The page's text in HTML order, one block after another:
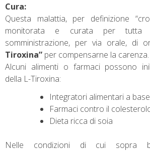
Cura:
Questa malattia, per definizione
monitorata e curata per
somministrazione, per via orale, di
Tiroxina” per compensarne la carenza.
Alcuni alimenti o farmaci possono
della L-Tiroxina:
Integratori alimentari a
Farmaci contro il
Dieta ricca di soia
Nelle condizioni di cui sopra